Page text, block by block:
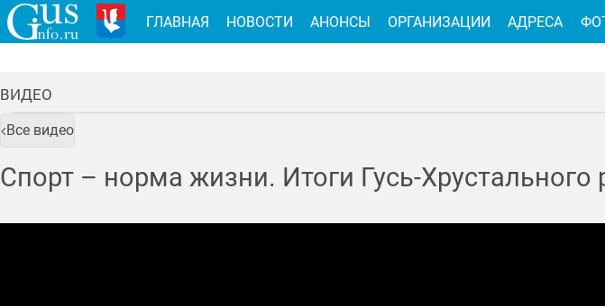
ВИДЕО
Все видео
Спорт – норма жизни. Итоги Гусь-Хрустального
ГЛАВНАЯ НОВОСТИ АНОНСЫ ОРГАНИЗАЦИИ АДРЕСА